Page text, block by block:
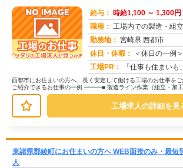
給与： 時給1,100 ～ 1,300円
職種： 工場内での製造・組
勤務地： 宮崎県 西都市
休日・休暇：
＜休日の一例＞〈勤務形態〉2交替〈休日〉土日★ＧＷ
工場PR：
「仕事も住まいも、まとめて解決したい！」そんなあなたを応
西都市にお住まいの方へ、長く安定して働ける工場のお仕事
ご紹介できるお仕事の一例 ━━━■ 製造ライン作業（組立・加工
視チェックなど）■ 軽作業...
工場求人の詳細を見
東諸県郡綾町にお住まいの方へ WEB面接のみ・最短
人